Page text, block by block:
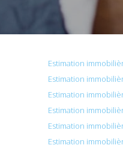
Estimation
Estimation
Estimation
Estimation
Estimation
Estimation